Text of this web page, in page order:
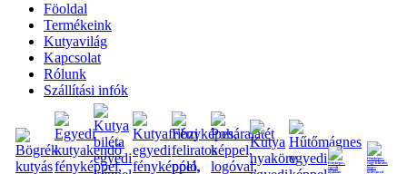
Föoldal
Termékeink
Kutyavilág
Kapcsolat
Rólunk
Szállítási infók